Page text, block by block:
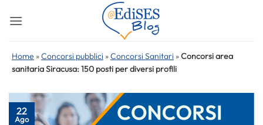
Home »Concorsi pubblici »Concorsi Sanitari »Concorsi area
sanitaria Siracusa: 150 posti per diversi profili
22
Ago